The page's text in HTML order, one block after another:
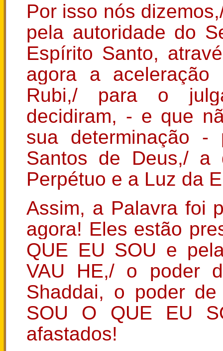
Por isso nós
pela autoridade do
Espírito Santo,
agora a
Rubi,/ para o
decidiram, - e que
sua determinação
Santos de Deus,/ a
Perpétuo e a Luz da
Assim, a Palavra foi
agora! Eles estão
QUE EU SOU e
VAU HE,/ o poder
Shaddai, o poder
SOU O QUE EU
afastados!